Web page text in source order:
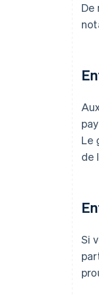
De
Le
de
Si